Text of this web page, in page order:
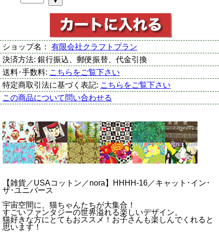
ショップ名： 有限会社クラフトプラン
決済方法: 銀行振込、郵便振替、代金引換
送料･手数料: こちらをご覧下さい
特定商取引法に基づく表記: こちらをご覧下さい
この商品について問い合わせる
【雑貨／USAコットン／nora】HHHH-16／キャット･イン･
ザ･ユニバース
宇宙空間に、猫ちゃんたちが大集合！
すごいファンタジーの世界溢れる楽しいデザイン。
猫好きな方にとてもおススメ！お子さんも楽しんでくれると
思います！